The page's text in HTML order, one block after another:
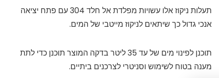
תעלות ניקוז אלו עשויות מפלדת אל חלד 304 עם פתח יציאה
אנכי גדול כך שיתאים לניקוז מייטבי של המים.
תוכנן לפינוי מים של עד 35 ליטר בדקה המוצר תוכנן כדי לתת
מענה בטוח לשימוש וסניטרי לצרכנים ביתיים.